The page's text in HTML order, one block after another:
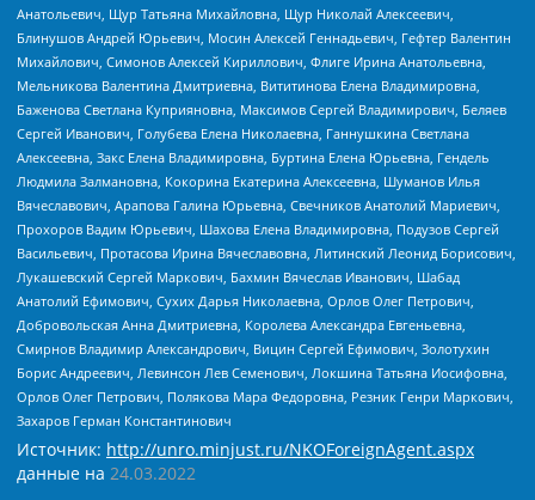
Анатольевич, Щур Татьяна Михайловна, Щур Николай Алексеевич,
Блинушов Андрей Юрьевич, Мосин Алексей Геннадьевич, Гефтер Валентин
Михайлович, Симонов Алексей Кириллович, Флиге Ирина Анатольевна,
Мельникова Валентина Дмитриевна, Вититинова Елена Владимировна,
Баженова Светлана Куприяновна, Максимов Сергей Владимирович, Беляев
Сергей Иванович, Голубева Елена Николаевна, Ганнушкина Светлана
Алексеевна, Закс Елена Владимировна, Буртина Елена Юрьевна, Гендель
Людмила Залмановна, Кокорина Екатерина Алексеевна, Шуманов Илья
Вячеславович, Арапова Галина Юрьевна, Свечников Анатолий Мариевич,
Прохоров Вадим Юрьевич, Шахова Елена Владимировна, Подузов Сергей
Васильевич, Протасова Ирина Вячеславовна, Литинский Леонид Борисович,
Лукашевский Сергей Маркович, Бахмин Вячеслав Иванович, Шабад
Анатолий Ефимович, Сухих Дарья Николаевна, Орлов Олег Петрович,
Добровольская Анна Дмитриевна, Королева Александра Евгеньевна,
Смирнов Владимир Александрович, Вицин Сергей Ефимович, Золотухин
Борис Андреевич, Левинсон Лев Семенович, Локшина Татьяна Иосифовна,
Орлов Олег Петрович, Полякова Мара Федоровна, Резник Генри Маркович,
Захаров Герман Константинович
Источник: http://unro.minjust.ru/NKOForeignAgent.aspx
данные на 24.03.2022